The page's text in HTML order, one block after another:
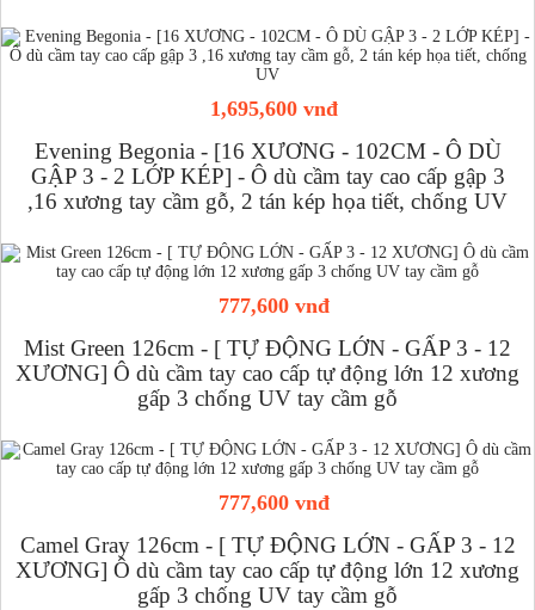
1,695,600 vnđ
Evening Begonia - [16 XƯƠNG - 102CM - Ô DÙ
GẬP 3 - 2 LỚP KÉP] - Ô dù cầm tay cao cấp gập 3
,16 xương tay cầm gỗ, 2 tán kép họa tiết, chống UV
777,600 vnđ
Mist Green 126cm - [ TỰ ĐỘNG LỚN - GẤP 3 - 12
XƯƠNG] Ô dù cầm tay cao cấp tự động lớn 12 xương
gấp 3 chống UV tay cầm gỗ
777,600 vnđ
Camel Gray 126cm - [ TỰ ĐỘNG LỚN - GẤP 3 - 12
XƯƠNG] Ô dù cầm tay cao cấp tự động lớn 12 xương
gấp 3 chống UV tay cầm gỗ